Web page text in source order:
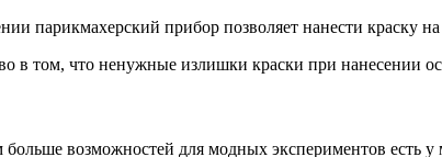
парикмахерский прибор позволяет нанести краску
в том, что ненужные излишки краски при нанесении
возможностей для модных экспериментов есть